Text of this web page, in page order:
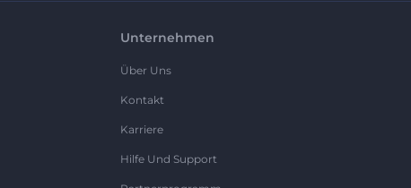
Unternehmen
Über Uns
Kontakt
Karriere
Hilfe Und Support